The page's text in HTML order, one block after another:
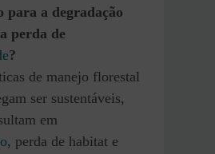
para a degradação
perda de
?
de manejo florestal
ser sustentáveis,
em
, perda de habitat e